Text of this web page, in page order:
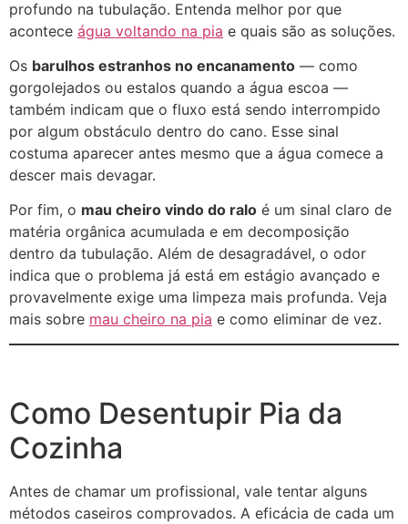
profundo na tubulação. Entenda melhor por que
acontece água voltando na pia e quais são as soluções.
Os barulhos estranhos no encanamento — como
gorgolejados ou estalos quando a água escoa —
também indicam que o fluxo está sendo interrompido
por algum obstáculo dentro do cano. Esse sinal
costuma aparecer antes mesmo que a água comece a
descer mais devagar.
Por fim, o mau cheiro vindo do ralo é um sinal claro de
matéria orgânica acumulada e em decomposição
dentro da tubulação. Além de desagradável, o odor
indica que o problema já está em estágio avançado e
provavelmente exige uma limpeza mais profunda. Veja
mais sobre mau cheiro na pia e como eliminar de vez.
Como Desentupir Pia da
Cozinha
Antes de chamar um profissional, vale tentar alguns
métodos caseiros comprovados. A eficácia de cada um